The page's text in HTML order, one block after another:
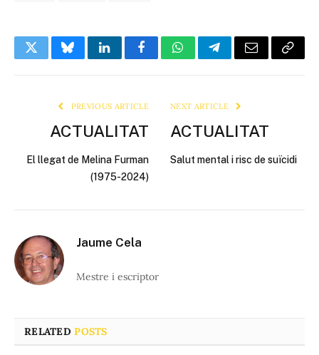
TwitterBlueskyLinkedInFacebookWhatsAppTelegramEmail Copy
PREVIOUS ARTICLE
ACTUALITAT
El llegat de Melina Furman
(1975-2024)
NEXT ARTICLE
ACTUALITAT
Salut mental i risc de suïcidi
Jaume Cela
Mestre i escriptor
RELATEDPOSTS